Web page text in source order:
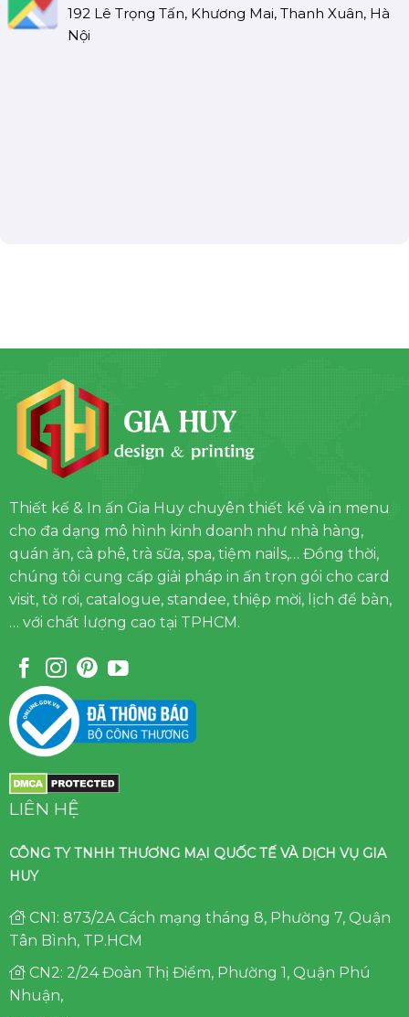
192 Lê Trọng Tấn, Khương Mai, Thanh Xuân, Hà
Nội
Thiết kế & In ấn Gia Huy chuyên thiết kế và in menu
cho đa dạng mô hình kinh doanh như nhà hàng,
quán ăn, cà phê, trà sữa, spa, tiệm nails,… Đồng thời,
chúng tôi cung cấp giải pháp in ấn trọn gói cho card
visit, tờ rơi, catalogue, standee, thiệp mời, lịch để bàn,
… với chất lượng cao tại TPHCM.
LIÊN HỆ
CÔNG TY TNHH THƯƠNG MẠI QUỐC TẾ VÀ DỊCH VỤ GIA
HUY
CN1: 873/2A Cách mạng tháng 8, Phường 7, Quận
Tân Bình, TP.HCM
CN2: 2/24 Đoàn Thị Điểm, Phường 1, Quận Phú
Nhuận,